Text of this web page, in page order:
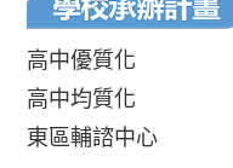
高中優質化
高中均質化
東區輔諮中心